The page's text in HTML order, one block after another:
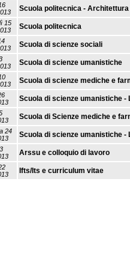
Scuola politecnica - Architettura
15
Scuola politecnica
Scuola di scienze sociali
Scuola di scienze umanistiche
Scuola di scienze mediche e
Scuola di scienze umanistiche -
Scuola di Scienze mediche e
24
Scuola di scienze umanistiche -
Arssu e colloquio di lavoro
Ifts/Its e curriculum vitae